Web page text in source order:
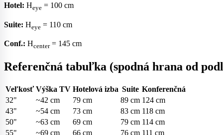
Hotel: Heye = 100 cm
Suite: Heye = 110 cm
Conf.: Hcenter= 145 cm
Referenčná tabuľka (spodná hrana od
Veľkosť Výška TV Hotelová izba Suite Konferenčná
32"
~42 cm 79 cm 89 cm 124 cm
43"
~54 cm 73 cm 83 cm 118 cm
50"
~63 cm 69 cm 79 cm 114 cm
55"
~69 cm 66 cm 76 cm 111 cm